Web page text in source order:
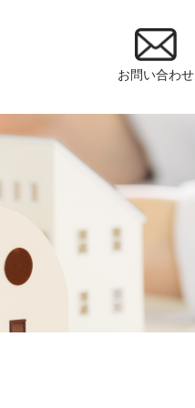
お問い合わせ